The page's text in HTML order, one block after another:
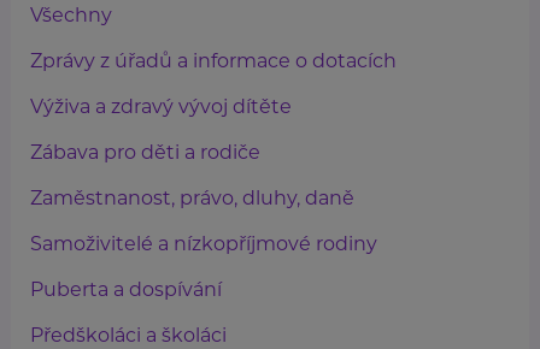
Všechny
Zprávy z úřadů a informace o dotacích
Výživa a zdravý vývoj dítěte
Zábava pro děti a rodiče
Zaměstnanost, právo, dluhy, daně
Samoživitelé a nízkopříjmové rodiny
Puberta a dospívání
Předškoláci a školáci